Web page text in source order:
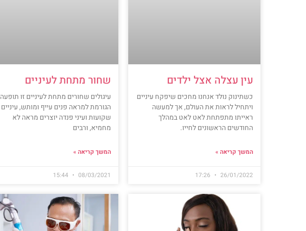
עין עצלה אצל ילדים
כשתינוק נולד אנחנו מחכים שיפקח עיניים
ויתחיל לראות את העולם, אך למעשה
ראייתו מתפתחת לאט לאט במהלך
החודשים הראשונים לחייו.
המשך קריאה »
26/01/2022
שחור מתחת לעיניים
עיגולים שחורים מתחת לעיניים זו תופעה
הגורמת למראה פנים עייף ומותש, עיניים
שקועות ועיני פנדה יוצרים מראה לא
מחמיא, ורבים
המשך קריאה »
08/03/2021